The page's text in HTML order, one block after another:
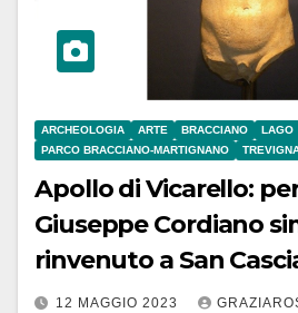
ARCHEOLOGIA ARTE BRACCIANO LAGO
PARCO BRACCIANO-MARTIGNANO
Apollo di Vicarello:
Giuseppe Cordiano
rinvenuto a San
12 MAGGIO 2023